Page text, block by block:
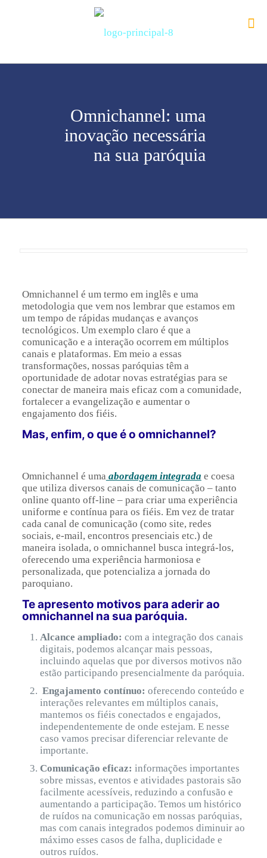
Omnichannel: uma
inovação necessária
na sua paróquia
Omnichannel é um termo em inglês e uma
metodologia que vem nos lembrar que estamos em
um tempo de rápidas mudanças e avanços
tecnológicos. Um exemplo claro é que a
comunicação e a interação ocorrem em múltiplos
canais e plataformas. Em meio a essas
transformações, nossas paróquias têm a
oportunidade de adotar novas estratégias para se
conectar de maneira mais eficaz com a comunidade,
fortalecer a evangelização e aumentar o
engajamento dos fiéis.
Mas, enfim, o que é o omnichannel?
Omnichannel é uma abordagem integrada e coesa
que utiliza diversos canais de comunicação – tanto
online quanto off-line – para criar uma experiência
uniforme e contínua para os fiéis. Em vez de tratar
cada canal de comunicação (como site, redes
sociais, e-mail, encontros presenciais etc.) de
maneira isolada, o omnichannel busca integrá-los,
oferecendo uma experiência harmoniosa e
personalizada, que potencializa a jornada do
paroquiano.
Te apresento motivos para aderir ao
omnichannel na sua paróquia.
Alcance ampliado: com a integração dos canais
digitais, podemos alcançar mais pessoas,
incluindo aquelas que por diversos motivos não
estão participando presencialmente da paróquia.
Engajamento contínuo: oferecendo conteúdo e
interações relevantes em múltiplos canais,
mantemos os fiéis conectados e engajados,
independentemente de onde estejam. E nesse
caso vamos precisar diferenciar relevante de
importante.
Comunicação eficaz: informações importantes
sobre missas, eventos e atividades pastorais são
facilmente acessíveis, reduzindo a confusão e
aumentando a participação. Temos um histórico
de ruídos na comunicação em nossas paróquias,
mas com canais integrados podemos diminuir ao
máximo esses casos de falha, duplicidade e
outros ruídos.